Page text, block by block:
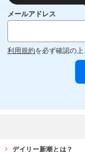
メールアドレス
利用規約を必ず確認の上
デイリー新潮とは？